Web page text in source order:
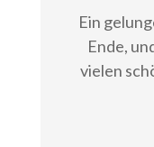
Ein
Ende,
vielen